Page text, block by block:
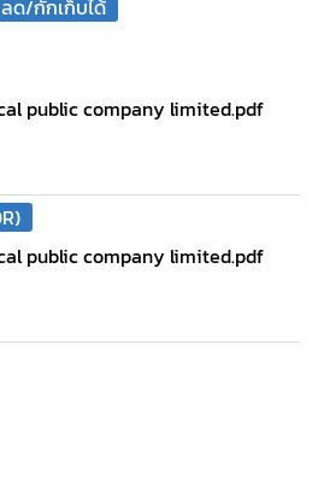
ด/กักเก็บได้
public company limited.pdf
public company limited.pdf